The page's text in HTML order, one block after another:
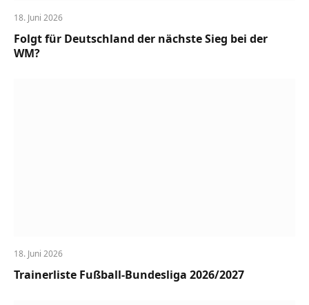
18. Juni 2026
Folgt für Deutschland der nächste Sieg bei der
WM?
18. Juni 2026
Trainerliste Fußball-Bundesliga 2026/2027